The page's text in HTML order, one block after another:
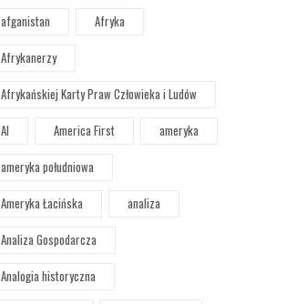
afganistan
Afryka
Afrykanerzy
Afrykańskiej Karty Praw Człowieka i Ludów
AI
America First
ameryka
ameryka południowa
Ameryka Łacińska
analiza
Analiza Gospodarcza
Analogia historyczna